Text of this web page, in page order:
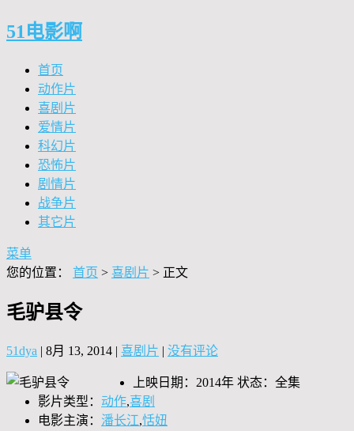
51电影啊
首页
动作片
喜剧片
爱情片
科幻片
恐怖片
剧情片
战争片
其它片
菜单
您的位置： 首页 > 喜剧片 > 正文
毛驴县令
51dya | 8月 13, 2014 | 喜剧片 | 没有评论
上映日期：2014年 状态：全集
影片类型： 动作,喜剧
电影主演： 潘长江,恬妞